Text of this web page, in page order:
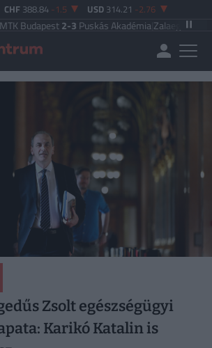
CHF 388.84 -1.5 USD 314.21 -2.76
2-3Puskás Akadémia|Zalaegerszegi TE 5-2
Zsolt egészségügyi
Karikó Katalin is